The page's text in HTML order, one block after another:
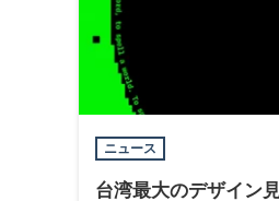
ニュース
台湾最大のデザイン